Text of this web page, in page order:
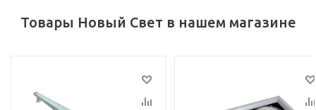
Товары Новый Свет в нашем магазине